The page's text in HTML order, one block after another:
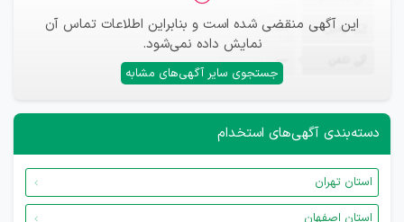
این آگهی منقضی شده است و بنابراین اطلاعات تماس آن
نمایش داده نمی‌شود.
جستجوی سایر آگهی‌های مشابه
ایمیل —
—
دسته‌بندی آگهی‌های استخدام
استان تهران
استان اصفهان